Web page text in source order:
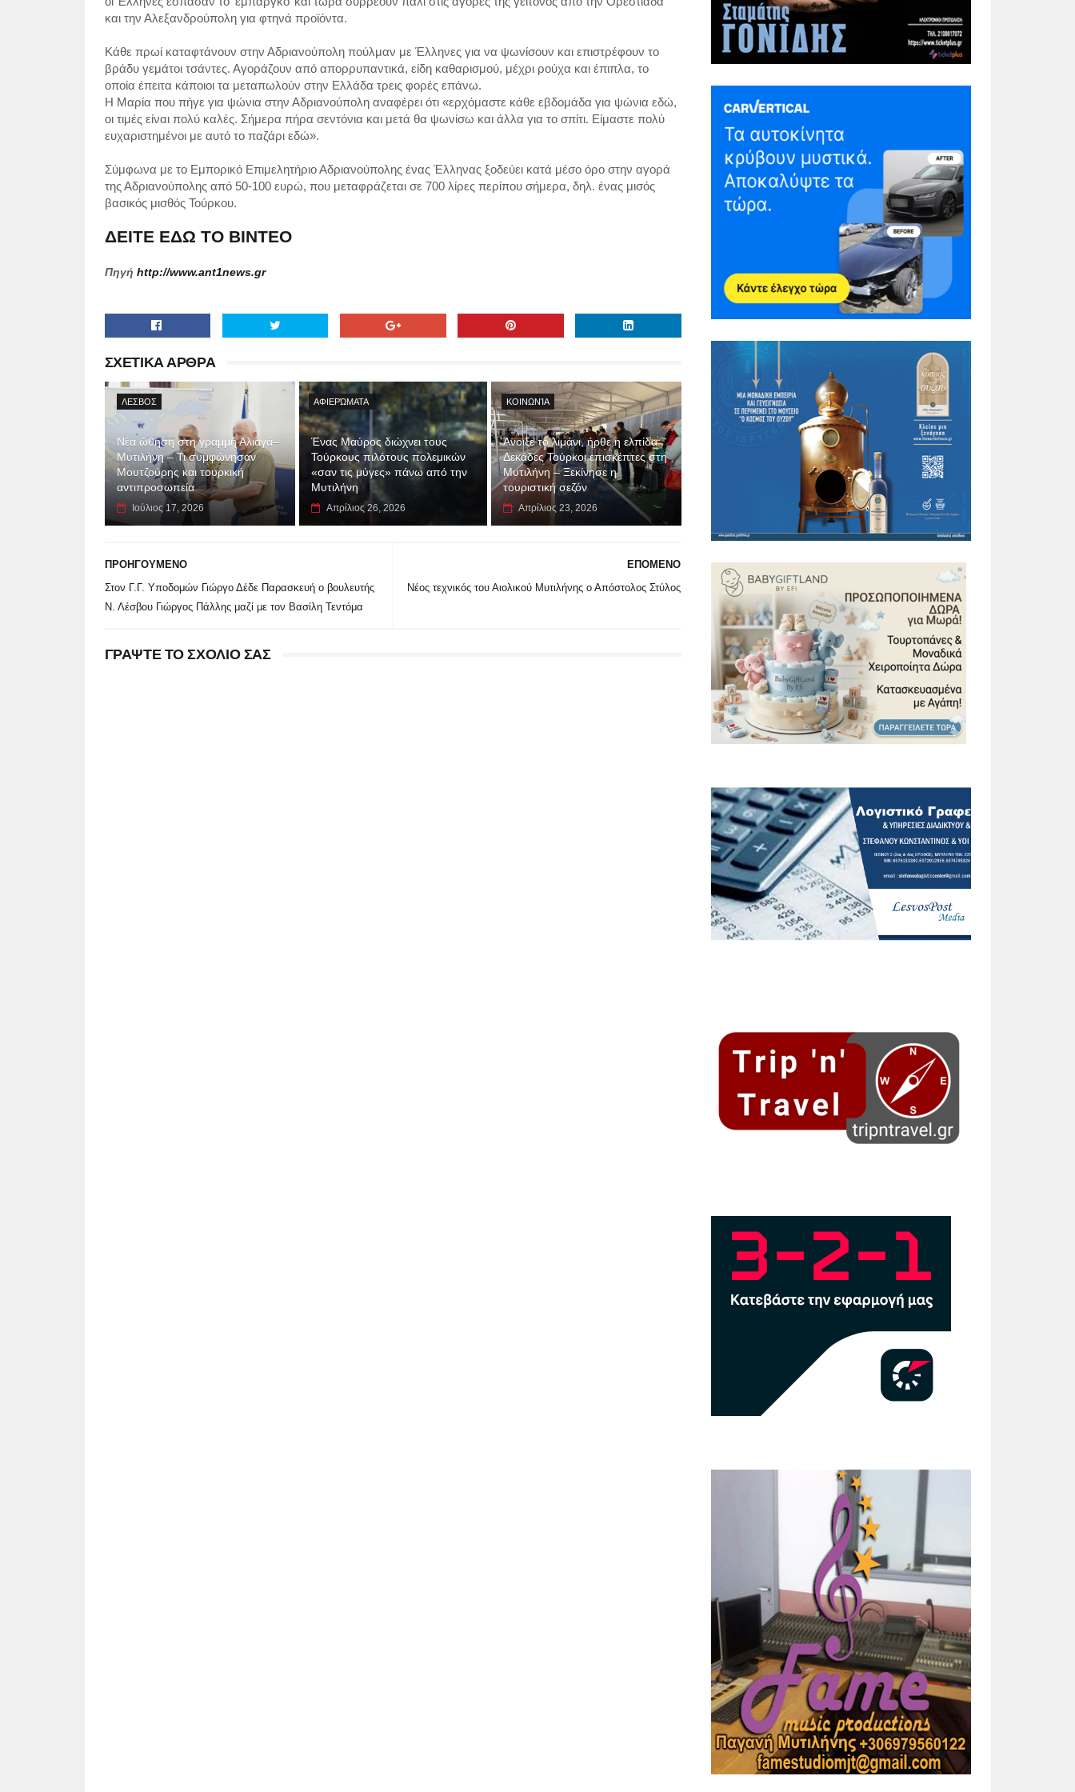
και την Αλεξανδρούπολη για φτηνά προϊόντα.
Κάθε πρωί καταφτάνουν στην Αδριανούπολη πούλμαν με Έλληνες για να ψωνίσουν και επιστρέφουν το
βράδυ γεμάτοι τσάντες. Αγοράζουν από απορρυπαντικά, είδη καθαρισμού, μέχρι ρούχα και έπιπλα, το
οποία έπειτα κάποιοι τα μεταπωλούν στην Ελλάδα τρεις φορές επάνω.
Η Μαρία που πήγε για ψώνια στην Αδριανούπολη αναφέρει ότι «ερχόμαστε κάθε εβδομάδα για ψώνια εδώ,
οι τιμές είναι πολύ καλές. Σήμερα πήρα σεντόνια και μετά θα ψωνίσω και άλλα για το σπίτι. Είμαστε πολύ
ευχαριστημένοι με αυτό το παζάρι εδώ».
Σύμφωνα με το Εμπορικό Επιμελητήριο Αδριανούπολης ένας Έλληνας ξοδεύει κατά μέσο όρο στην αγορά
της Αδριανούπολης από 50-100 ευρώ, που μεταφράζεται σε 700 λίρες περίπου σήμερα, δηλ. ένας μισός
βασικός μισθός Τούρκου.
ΔΕΙΤΕ ΕΔΩ ΤΟ ΒΙΝΤΕΟ
Πηγή http://www.ant1news.gr
ΣΧΕΤΙΚΑ ΑΡΘΡΑ
ΛΕΣΒΟΣ
Νέα ώθηση στη γραμμή Αλιαγά–
Μυτιλήνη – Τι συμφώνησαν
Μουτζούρης και τουρκική
αντιπροσωπεία
Ιούλιος 17, 2026
ΑΦΙΕΡΏΜΑΤΑ
Ένας Μαύρος διώχνει τους
Τούρκους πιλότους πολεμικών
«σαν τις μύγες» πάνω από την
Μυτιλήνη
Απρίλιος 26, 2026
ΚΟΙΝΩΝΊΑ
Άνοιξε το λιμάνι, ήρθε η ελπίδα:
Δεκάδες Τούρκοι επισκέπτες στη
Μυτιλήνη – Ξεκίνησε η
τουριστική σεζόν
Απρίλιος 23, 2026
ΕΠΟΜΕΝΟ
Νέος τεχνικός του Αιολικού Μυτιλήνης ο Απόστολος Στύλος
ΠΡΟΗΓΟΥΜΕΝΟ
Στον Γ.Γ. Υποδομών Γιώργο Δέδε Παρασκευή ο βουλευτής
Ν. Λέσβου Γιώργος Πάλλης μαζί με τον Βασίλη Τεντόμα
ΓΡΑΨΤΕ ΤΟ ΣΧΟΛΙΟ ΣΑΣ